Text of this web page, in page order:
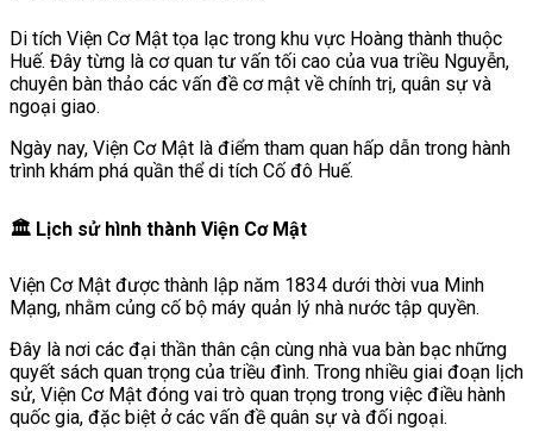
Di tích Viện Cơ Mật tọa lạc trong khu vực Hoàng thành thuộc
Huế. Đây từng là cơ quan tư vấn tối cao của vua triều Nguyễn,
chuyên bàn thảo các vấn đề cơ mật về chính trị, quân sự và
ngoại giao.
Ngày nay, Viện Cơ Mật là điểm tham quan hấp dẫn trong hành
trình khám phá quần thể di tích Cố đô Huế.
🏛 Lịch sử hình thành Viện Cơ Mật
Viện Cơ Mật được thành lập năm 1834 dưới thời vua Minh
Mạng, nhằm củng cố bộ máy quản lý nhà nước tập quyền.
Đây là nơi các đại thần thân cận cùng nhà vua bàn bạc những
quyết sách quan trọng của triều đình. Trong nhiều giai đoạn lịch
sử, Viện Cơ Mật đóng vai trò quan trọng trong việc điều hành
quốc gia, đặc biệt ở các vấn đề quân sự và đối ngoại.